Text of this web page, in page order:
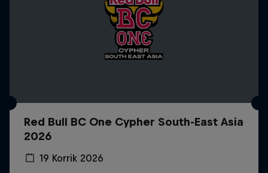
Red Bull BC One Cypher South-East Asia
2026
19 Korrik 2026